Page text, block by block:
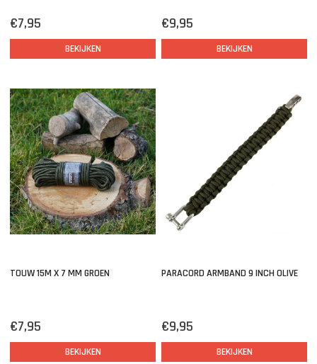
€7,95
BEKIJKEN
€9,95
BEKIJKEN
TOUW 15M X 7 MM GROEN
€7,95
BEKIJKEN
PARACORD ARMBAND 9 INCH OLIVE
€9,95
BEKIJKEN